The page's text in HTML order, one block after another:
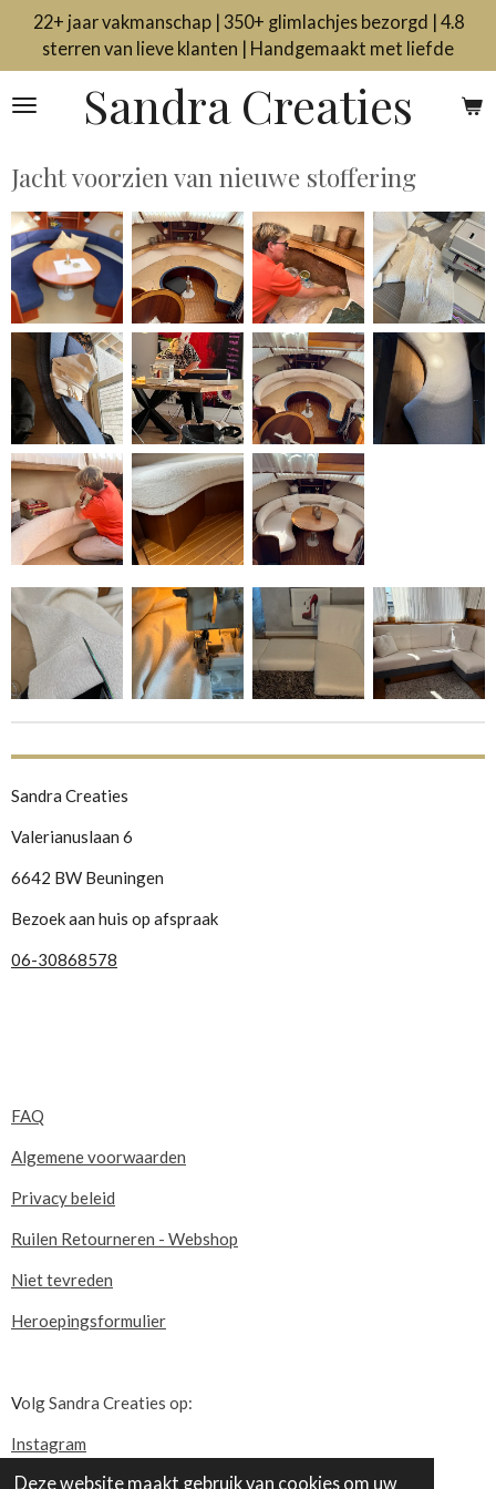
Deze website maakt gebruik van cookies om uw
direct
naar
de
hoofdinhoudSandra Creaties
22+ jaar vakmanschap | 350+ glimlachjes bezorgd | 4.8
sterren van lieve klanten | Handgemaakt met liefde
Jacht voorzien van nieuwe stoffering
Sandra Creaties
Valerianuslaan 6
6642 BW Beuningen
Bezoek aan huis op afspraak
06-30868578
FAQ
Algemene voorwaarden
Privacy beleid
Ruilen Retourneren - Webshop
Niet tevreden
Heroepingsformulier
Volg Sandra Creaties op:
Instagram
Pinterest